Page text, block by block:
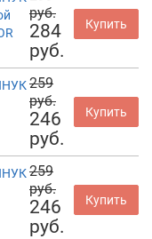
руб.
284
руб.
Купить
259
руб.
246
руб.
Купить
259
руб.
246
руб.
Купить